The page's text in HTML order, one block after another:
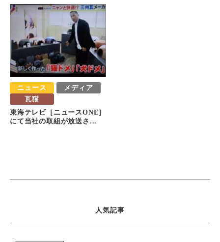
ニュース
メディア
瓦猫
東海テレビ［ニュースONE］
にて当社の取組が放送さ...
人気記事